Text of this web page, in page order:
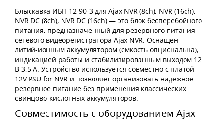
Блыскавка ИБП 12-90-3 для Ajax NVR (8ch), NVR (16ch),
NVR DC (8ch), NVR DC (16ch) — это блок бесперебойного
питания, предназначенный для резервного питания
сетевого видеорегистратора Ajax NVR. Оснащен
литий-ионным аккумулятором (емкость опциональна),
индикацией работы и стабилизированным выходом 12
В 3,5 А. Устройство используется совместно с платой
12V PSU for NVR и позволяет организовать надежное
резервное питание без применения классических
свинцово-кислотных аккумуляторов.
Совместимость с оборудованием Ajax